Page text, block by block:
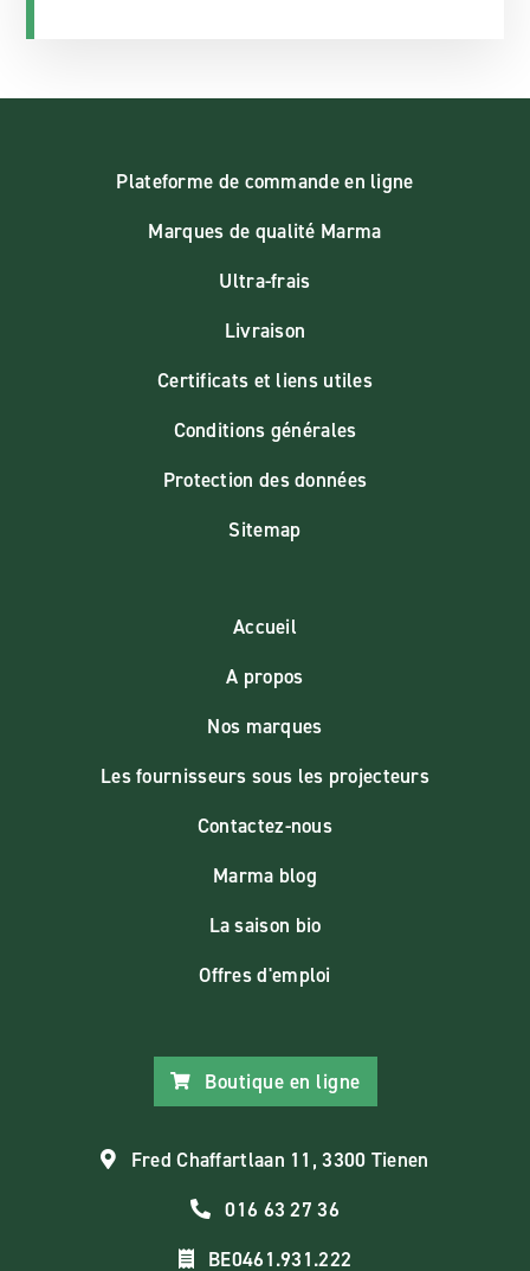
Plateforme de commande en ligne
Marques de qualité Marma
Ultra-frais
Livraison
Certificats et liens utiles
Conditions générales
Protection des données
Sitemap
Accueil
A propos
Nos marques
Les fournisseurs sous les projecteurs
Contactez-nous
Marma blog
La saison bio
Offres d'emploi
Boutique en ligne
Fred Chaffartlaan 11, 3300 Tienen
016 63 27 36
BE0461.931.222